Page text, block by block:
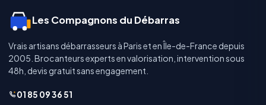
Les Compagnons du Débarras
Vrais artisans débarrasseurs à Paris et en Île-de-France depuis
2005. Brocanteurs experts en valorisation, intervention sous
48h, devis gratuit sans engagement.
01 85 09 36 51